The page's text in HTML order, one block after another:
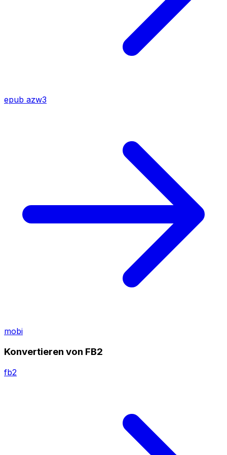
epub azw3
mobi
Konvertieren von FB2
fb2